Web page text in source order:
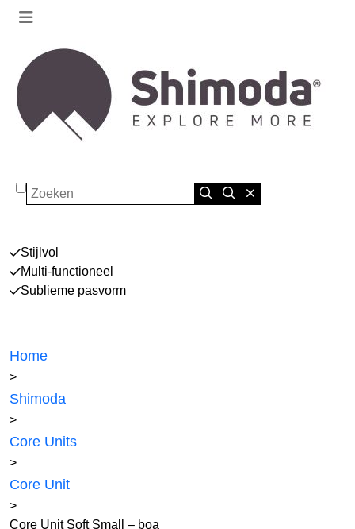
Zoeken
Stijlvol
Multi-functioneel
Sublieme pasvorm
Home
>
Shimoda
>
Core Units
>
Core Unit
>
Core Unit Soft Small – boa